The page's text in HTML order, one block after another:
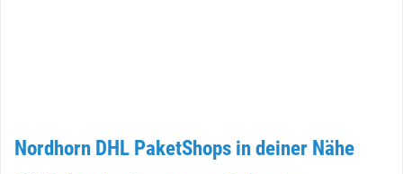
Nordhorn DHL PaketShops in deiner Nähe